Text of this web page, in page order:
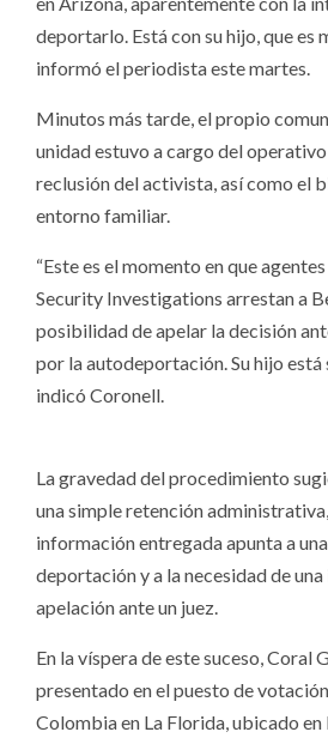
deportarlo. Está con su hijo, que es
informó el periodista este martes.
Minutos más tarde, el propio
unidad estuvo a cargo del
reclusión del activista, así como el
entorno familiar.
“Este es el momento en que
Security Investigations arrestan a
posibilidad de apelar la decisión
por la autodeportación. Su hijo está
indicó Coronell.
La gravedad del procedimiento
una simple retención
información entregada apunta a
deportación y a la necesidad de
apelación ante un juez.
En la víspera de este suceso, Coral
presentado en el puesto de
Colombia en La Florida, ubicado